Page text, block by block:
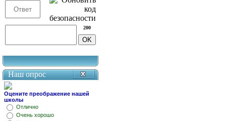
200
Наш опрос
Оцените преображение нашей
школы
Отлично
Очень хорошо